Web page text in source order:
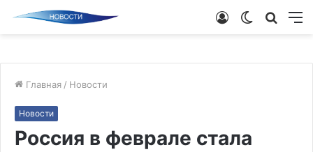
Поиск
Switch
Войти
Главная / Новости
Новости
Россия в феврале стала